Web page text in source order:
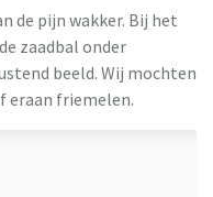
de pijn wakker. Bij het
zaadbal onder
beeld. Wij mochten
eraan friemelen.